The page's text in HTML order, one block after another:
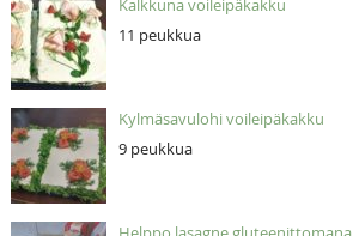
Kalkkuna voileipäkakku
11 peukkua
Kylmäsavulohi voileipäkakku
9 peukkua